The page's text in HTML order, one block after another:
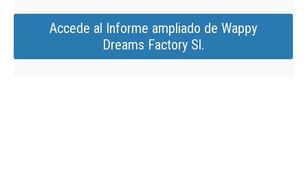
Accede al Informe ampliado de Wappy
Dreams Factory Sl.